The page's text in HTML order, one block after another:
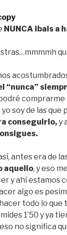
NUNCA ibais a
“nunca”
comprarme
soy de las que
conseguirlo, y
antes era de
aquello, y eso
y ahí estamos
algo es
todo lo
1’50 y ya
no significa